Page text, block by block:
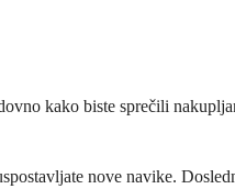
kako biste sprečili
nove navike.